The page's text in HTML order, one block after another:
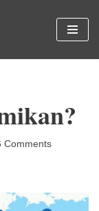
Comments